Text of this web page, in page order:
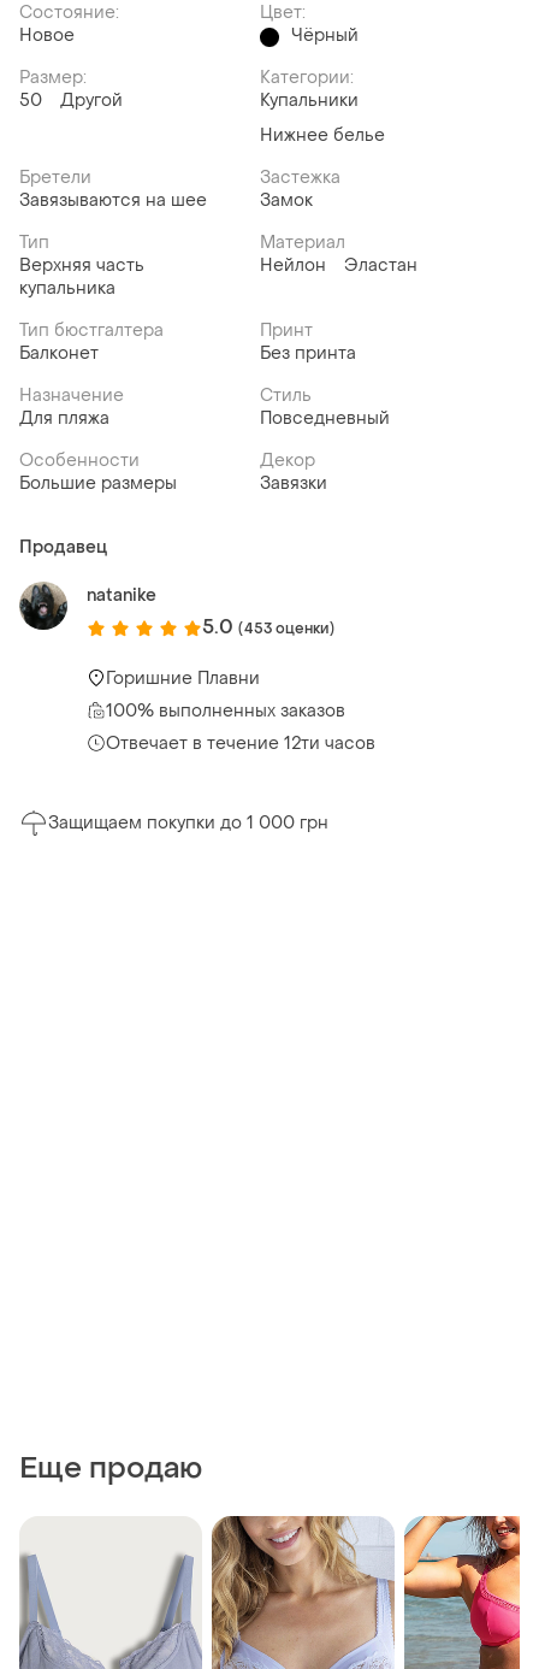
Состояние:
Новое
Цвет:
Чёрный
Размер:
50
Другой
Категории:
Купальники
Нижнее белье
Бретели
Завязываются на шее
Застежка
Замок
Тип
Верхняя часть
купальника
Материал
Нейлон
Эластан
Тип бюстгалтера
Балконет
Принт
Без принта
Назначение
Для пляжа
Стиль
Повседневный
Особенности
Большие размеры
Декор
Завязки
Продавец
natanike
5.0 (453 оценки)
Горишние Плавни
100% выполненных заказов
Отвечает в течение 12ти часов
Защищаем покупки до 1 000 грн
Еще продаю